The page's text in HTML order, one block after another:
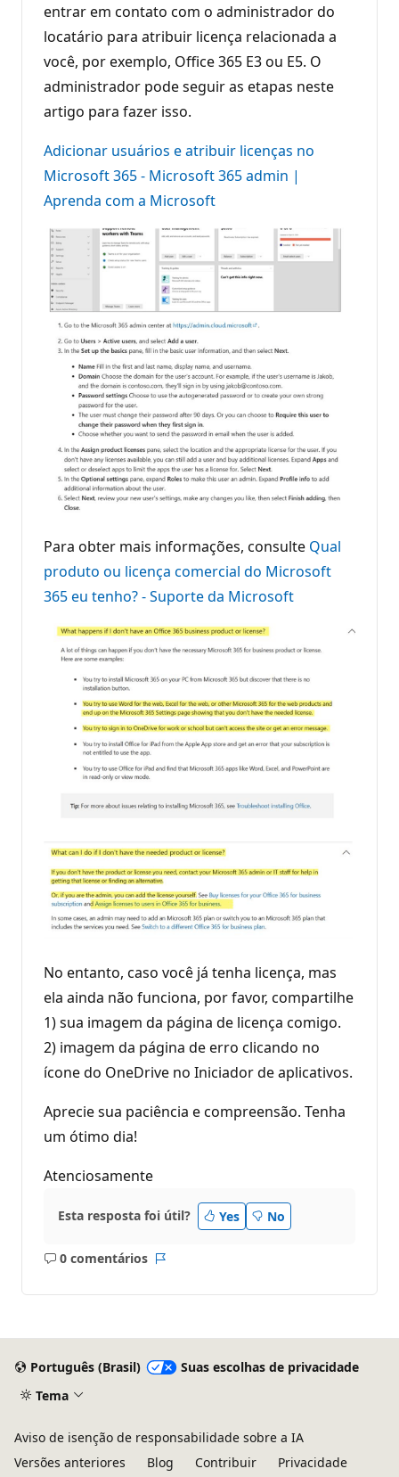
entrar em contato com o administrador do
locatário para atribuir licença relacionada a
você, por exemplo, Office 365 E3 ou E5. O
administrador pode seguir as etapas neste
artigo para fazer isso.
Adicionar usuários e atribuir licenças no
Microsoft 365 - Microsoft 365 admin |
Aprenda com a Microsoft
Para obter mais informações, consulte Qual
produto ou licença comercial do Microsoft
365 eu tenho? - Suporte da Microsoft
No entanto, caso você já tenha licença, mas
ela ainda não funciona, por favor, compartilhe
1) sua imagem da página de licença comigo.
2) imagem da página de erro clicando no
ícone do OneDrive no Iniciador de aplicativos.
Aprecie sua paciência e compreensão. Tenha
um ótimo dia!
Atenciosamente
Esta resposta foi útil? Yes No
0 comentários
Sem
Português (Brasil)
Suas escolhas de privacidade
Tema
Aviso de isenção de responsabilidade sobre a IA
Versões anteriores
Blog Contribuir Privacidade